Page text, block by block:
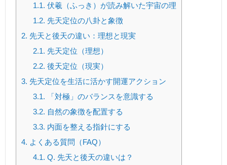
1.1. 伏羲（ふっき）が読み解いた宇宙の理
1.2. 先天定位の八卦と象徴
2. 先天と後天の違い：理想と現実
2.1. 先天定位（理想）
2.2. 後天定位（現実）
3. 先天定位を生活に活かす開運アクション
3.1. 「対極」のバランスを意識する
3.2. 自然の象徴を配置する
3.3. 内面を整える指針にする
4. よくある質問（FAQ）
4.1. Q. 先天と後天の違いは？